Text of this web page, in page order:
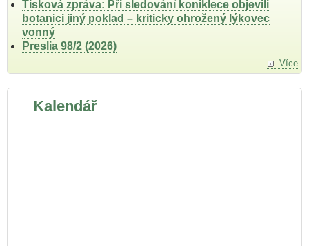
Tisková zpráva: Při sledování koniklece objevili
botanici jiný poklad – kriticky ohrožený lýkovec
vonný
Preslia 98/2 (2026)
Více
Kalendář